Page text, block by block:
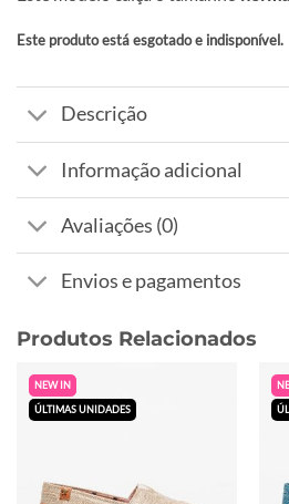
Este produto está esgotado e indisponível.
Alternative:
Descrição
Informação adicional
Avaliações (0)
Envios e pagamentos
Produtos Relacionados
NEW IN
ÚLTIMAS UNIDADES